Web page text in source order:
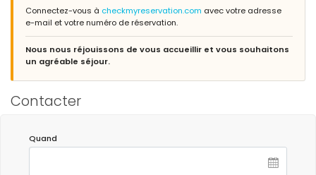
Connectez-vous à checkmyreservation.com avec votre adresse
e-mail et votre numéro de réservation.
Nous nous réjouissons de vous accueillir et vous souhaitons
un agréable séjour.
Contacter
Quand